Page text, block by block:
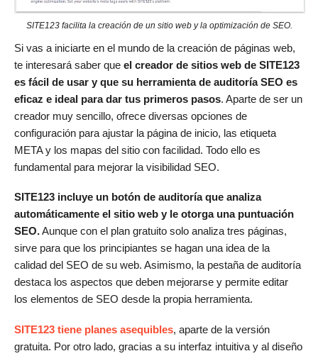
SITE123 facilita la creación de un sitio web y la optimización de SEO.
Si vas a iniciarte en el mundo de la creación de páginas web,
te interesará saber que el creador de sitios web de SITE123
es fácil de usar y que su herramienta de auditoría SEO es
eficaz e ideal para dar tus primeros pasos. Aparte de ser un
creador muy sencillo, ofrece diversas opciones de
configuración para ajustar la página de inicio, las etiqueta
META y los mapas del sitio con facilidad. Todo ello es
fundamental para mejorar la visibilidad SEO.
SITE123 incluye un botón de auditoría que analiza
automáticamente el sitio web y le otorga una puntuación
SEO.Aunque con el plan gratuito solo analiza tres páginas,
sirve para que los principiantes se hagan una idea de la
calidad del SEO de su web. Asimismo, la pestaña de auditoría
destaca los aspectos que deben mejorarse y permite editar
los elementos de SEO desde la propia herramienta.
SITE123 tiene planes asequibles, aparte de la versión
gratuita. Por otro lado, gracias a su interfaz intuitiva y al diseño